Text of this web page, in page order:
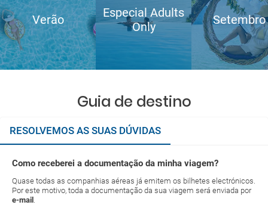
Verão
Especial Adults
Only
Setembro
Guia de destino
RESOLVEMOS AS SUAS DÚVIDAS
Como receberei a documentação da minha viagem?
Quase todas as companhias aéreas já emitem os bilhetes electrónicos.
Por este motivo, toda a documentação da sua viagem será enviada por
e-mail .